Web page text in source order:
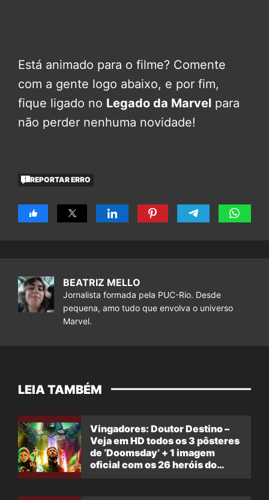
Está animado para o filme? Comente
com a gente logo abaixo, e por fim,
fique ligado no Legado da Marvel para
não perder nenhuma novidade!
REPORTAR ERRO
BEATRIZ MELLO
Jornalista formada pela PUC-Rio. Desde
pequena, amo tudo que envolva o universo
Marvel.
LEIA TAMBÉM
Vingadores: Doutor Destino –
Veja em HD todos os 3 pôsteres
de ‘Doomsday’ + 1 imagem
oficial com os 26 heróis do